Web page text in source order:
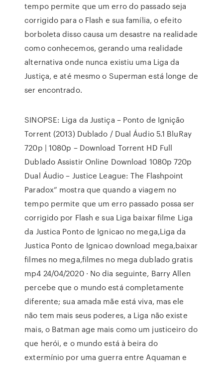
tempo permite que um erro do passado seja
corrigido para o Flash e sua família, o efeito
borboleta disso causa um desastre na realidade
como conhecemos, gerando uma realidade
alternativa onde nunca existiu uma Liga da
Justiça, e até mesmo o Superman está longe de
ser encontrado.
SINOPSE: Liga da Justiça – Ponto de Ignição
Torrent (2013) Dublado / Dual Áudio 5.1 BluRay
720p | 1080p – Download Torrent HD Full
Dublado Assistir Online Download 1080p 720p
Dual Áudio – Justice League: The Flashpoint
Paradox” mostra que quando a viagem no
tempo permite que um erro passado possa ser
corrigido por Flash e sua Liga baixar filme Liga
da Justica Ponto de Ignicao no mega,Liga da
Justica Ponto de Ignicao download mega,baixar
filmes no mega,filmes no mega dublado gratis
mp4 24/04/2020 · No dia seguinte, Barry Allen
percebe que o mundo está completamente
diferente; sua amada mãe está viva, mas ele
não tem mais seus poderes, a Liga não existe
mais, o Batman age mais como um justiceiro do
que herói, e o mundo está à beira do
extermínio por uma guerra entre Aquaman e